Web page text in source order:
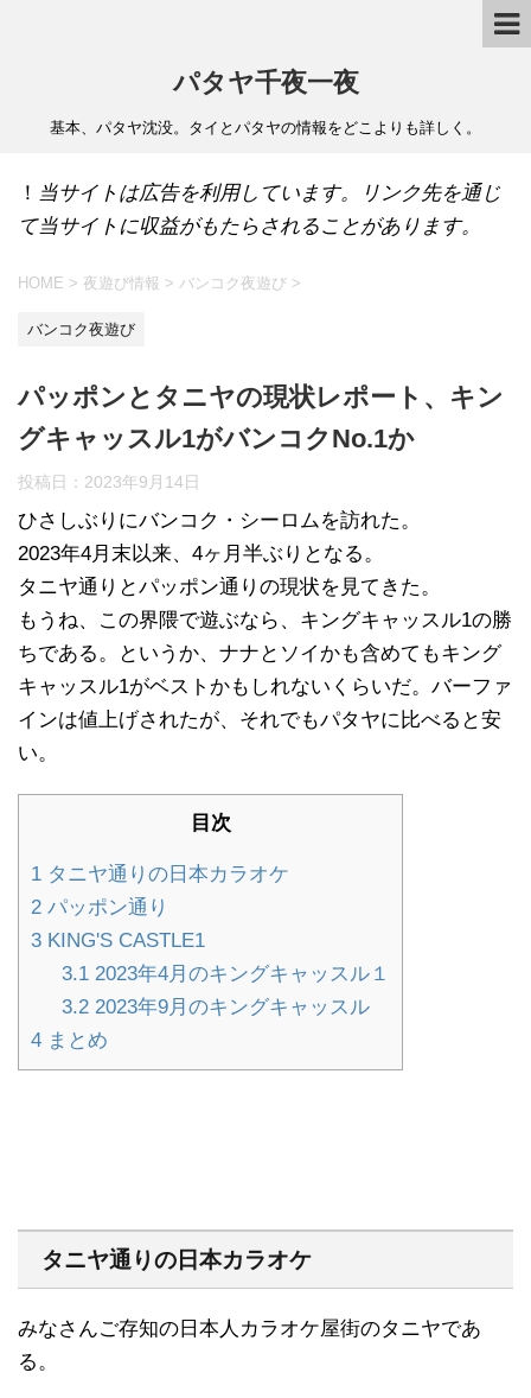
パタヤ千夜一夜
基本、パタヤ沈没。タイとパタヤの情報をどこよりも詳しく。
！ 当サイトは広告を利用しています。リンク先を通じ
て当サイトに収益がもたらされることがあります。
HOME > 夜遊び情報 > バンコク夜遊び >
バンコク夜遊び
パッポンとタニヤの現状レポート、キン
グキャッスル1がバンコクNo.1か
投稿日： 2023年9月14日
ひさしぶりにバンコク・シーロムを訪れた。
2023年4月末以来、4ヶ月半ぶりとなる。
タニヤ通りとパッポン通りの現状を見てきた。
もうね、この界隈で遊ぶなら、キングキャッスル1の勝
ちである。というか、ナナとソイかも含めてもキング
キャッスル1がベストかもしれないくらいだ。バーファ
インは値上げされたが、それでもパタヤに比べると安
い。
目次
1 タニヤ通りの日本カラオケ
2 パッポン通り
3 KING'S CASTLE1
3.12023年4月のキングキャッスル１
3.22023年9月のキングキャッスル
4 まとめ
タニヤ通りの日本カラオケ
みなさんご存知の日本人カラオケ屋街のタニヤであ
る。